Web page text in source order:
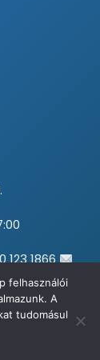
123 1866
jog
felhasználói
A
tudomásul